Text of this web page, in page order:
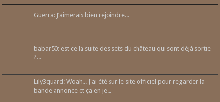
Guerra: J’aimerais bien rejoindre...
babar50: est ce la suite des sets du château qui sont déjà sortie
?...
Lily3quard: Woah... J'ai été sur le site officiel pour regarder la
bande annonce et ça en je...